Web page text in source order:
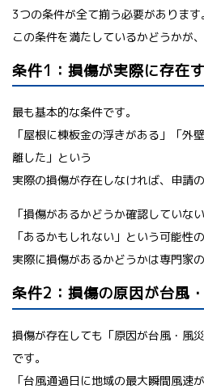
3つの条件が全て揃う必要があります。
この条件を満たしているかどうかが
条件1：損傷が実際に存在
最も基本的な条件です。
「屋根に棟板金の浮きがある」「外
離した」という
実際の損傷が存在しなければ、申請
「損傷があるかどうか確認していな
「あるかもしれない」という可能性の
実際に損傷があるかどうかは専門家
条件2：損傷の原因が台風
損傷が存在しても「原因が台風・風
です。
「台風通過日に地域の最大瞬間風速